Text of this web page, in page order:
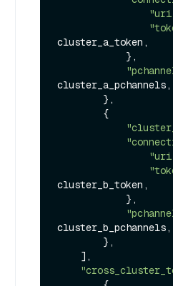
cluster_a_token,
cluster_a_pchannels,
cluster_b_token,
cluster_b_pchannels,